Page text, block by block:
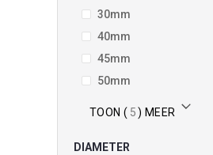
30mm
40mm
45mm
50mm
TOON ( 5) MEER
DIAMETER